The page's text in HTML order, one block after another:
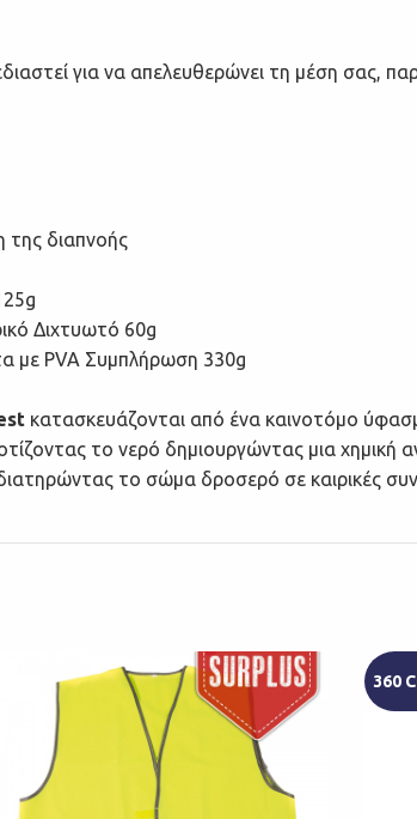
για να απελευθερώνει τη μέση σας,
της διαπνοής
Διχτυωτό 60g
με PVA Συμπλήρωση 330g
κατασκευάζονται από ένα καινοτόμο
το νερό δημιουργώντας μια
το σώμα δροσερό σε καιρικές
360